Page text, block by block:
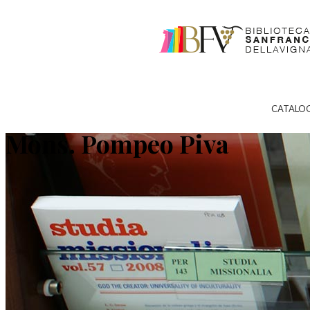
Mons. Pompeo Piva